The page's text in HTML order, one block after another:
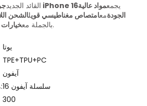
القائد الجديد جراب مقاوم للصدمات لجهاز iPhone 16 يجمعمواد عالية
الجودةمعامتصاص مغناطيسي قويلالشحن
بالجملة معخيارات .
يوتا
TPE+TPU+PC
آيفون
موديلات الهواتف المتوافقة:
سلسلة آيفون 16
300